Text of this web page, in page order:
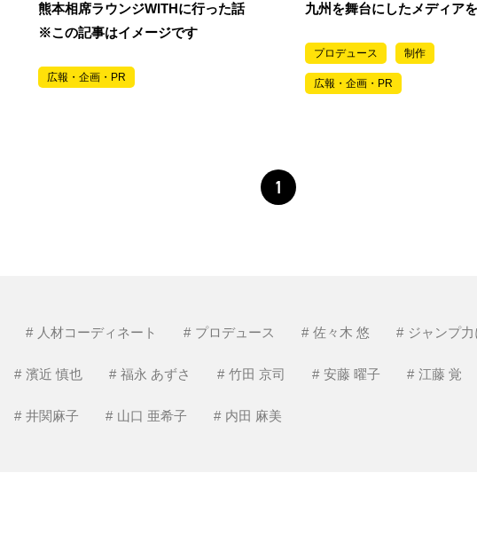
熊本相席ラウンジWITHに行った話
※この記事はイメージです
広報・企画・PR
九州を舞台にしたメディア
プロデュース 制作
広報・企画・PR
1
人材コーディネート プロデュース 佐々木 悠 ジャンプ
濱近 慎也 福永 あずさ 竹田 京司 安藤 曜子 江藤 覚
井関麻子 山口 亜希子 内田 麻美